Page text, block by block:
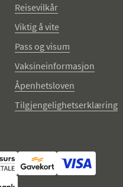
Reisevilkår
Viktig å vite
Pass og visum
Vaksineinformasjon
Åpenhetsloven
Tilgjengelighetserklæring